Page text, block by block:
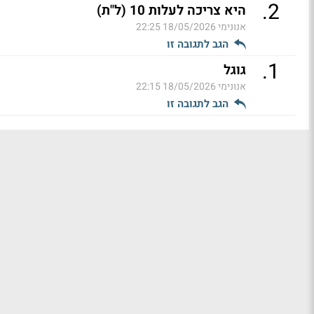
2
. היא צריכה לעלות 10 (ל"ת)
אנונימי18/05/2026 22:25
הגב לתגובה זו
1
. גוגל
אנונימי18/05/2026 22:15
הגב לתגובה זו